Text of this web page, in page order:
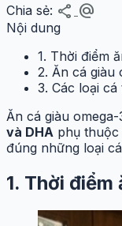
Chia sẻ: share alternate_email
Nội dung
1. Thời điểm
2. Ăn cá giàu
3. Các loại
Ăn cá giàu
và DHA phụ
đúng những loại
1. Thời